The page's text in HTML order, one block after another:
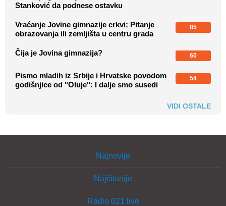
Stanković da podnese ostavku
Vraćanje Jovine gimnazije crkvi: Pitanje
obrazovanja ili zemljišta u centru grada
85
Čija je Jovina gimnazija? 60
Pismo mladih iz Srbije i Hrvatske povodom
godišnjice od "Oluje": I dalje smo susedi
54
VIDI OSTALE
Najnovije
Najčitanije
Radio 021 live